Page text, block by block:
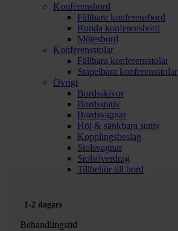
Konferensbord
Fällbara konferensbord
Runda konferensbord
Mötesbord
Konferensstolar
Fällbara konferensstolar
Stapelbara konferensstolar
Övrigt
Bordsskivor
Bordsstativ
Bordsvagnar
Höj & sänkbara stativ
Kopplingsbeslag
Stolsvagnar
Stolsöverdrag
Tillbehör till bord
1-2 dagars
Behandlingstid